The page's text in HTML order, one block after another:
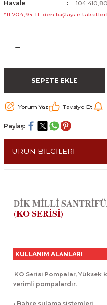
Havale
*11.704,94 TL den başlayan
SEPETE EKLE
Yorum Yaz Tavsiye Et
Paylaş:
ÜRÜN BİLGİLERİ
DİK MİLLİ
(KO SERİSİ)
KULLANIM ALANLARI
KO Serisi Pompalar, Yüksek
verimli pompalardır.
• Bahçe sulama sistemleri